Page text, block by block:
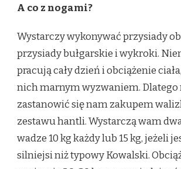
A co z nogami?
Wystarczy wykonywać przysiady
przysiady bułgarskie i wykroki.
pracują cały dzień i obciążenie
nich marnym wyzwaniem. Dlatego
zastanowić się nam zakupem
zestawu hantli. Wystarczą wam
wadze 10 kg każdy lub 15 kg, jeżeli
silniejsi niż typowy Kowalski.